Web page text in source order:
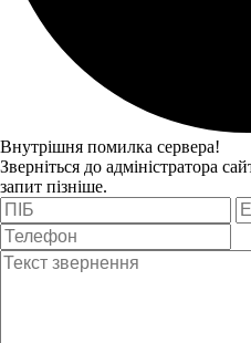
Внутрішня помилка сервера!
Зверніться до адміністратора
запит пізніше.